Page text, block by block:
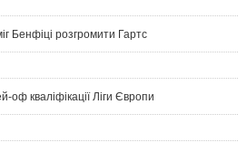
Бенфіці розгромити Гартс
оф кваліфікації Ліги Європи